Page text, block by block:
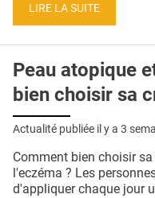
LIRE LA SUITE
Peau atopique
bien choisir sa
Actualité publiée il y a 3
Comment bien choisir
l'eczéma ? Les
d'appliquer chaque jour